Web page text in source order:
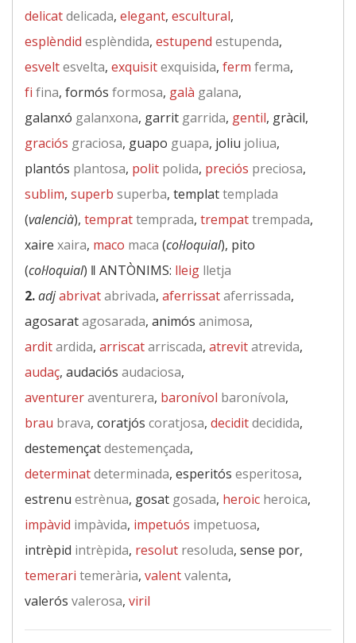
delicatdelicada, elegant, escultural,
esplèndid esplèndida, estupend estupenda,
esveltesvelta, exquisitexquisida, ferm ferma,
fi fina, formós formosa, galà galana,
galanxó galanxona, garrit garrida, gentil, gràcil,
graciós graciosa, guapo guapa, joliu joliua,
plantós plantosa, polit polida, preciós preciosa,
sublim, superb superba, templattemplada
(valencià), temprattemprada, trempattrempada,
xaire xaira, maco maca (col·loquial), pito
(col·loquial) ‖ ANTÒNIMS: lleig lletja
2.adjabrivatabrivada, aferrissataferrissada,
agosaratagosarada, animós animosa,
arditardida, arriscatarriscada, atrevitatrevida,
audaç, audaciós audaciosa,
aventureraventurera, baronívol baronívola,
brau brava, coratjós coratjosa, deciditdecidida,
destemençatdestemençada,
determinatdeterminada, esperitós esperitosa,
estrenu estrènua, gosat gosada, heroic heroica,
impàvid impàvida, impetuós impetuosa,
intrèpid intrèpida, resolut resoluda, sense por,
temerari temerària, valentvalenta,
valerós valerosa, viril